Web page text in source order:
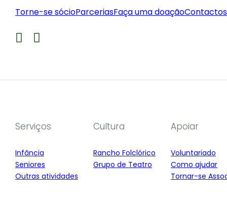
Torne-se sócioParceriasFaça uma doaçãoContactos
Serviços
Infância
Seniores
Outras atividades
Cultura
Rancho Folclórico
Grupo de Teatro
Apoiar
Voluntariado
Como ajudar
Tornar-se